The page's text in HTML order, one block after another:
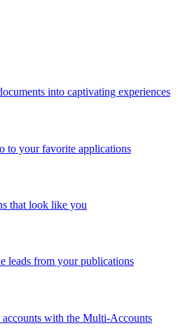
into captivating experiences
to your favorite applications
that look like you
leads from your publications
with the Multi-Accounts